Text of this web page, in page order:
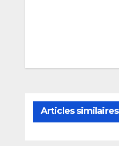
l’article
Articles similaires